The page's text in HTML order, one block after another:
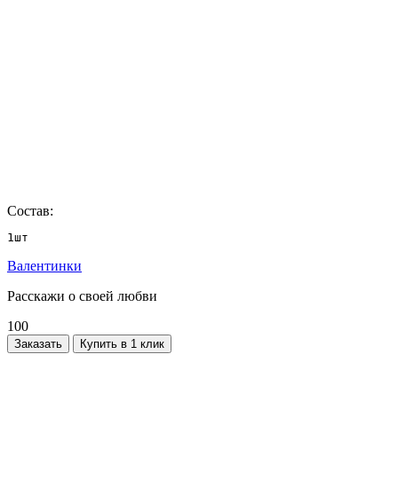
Состав:
1шт
Валентинки
Расскажи о своей любви
100
Заказать Купить в 1 клик